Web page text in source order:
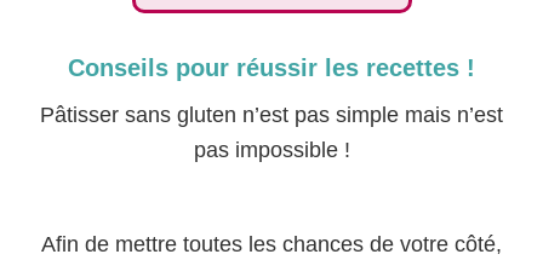
Conseils pour réussir les recettes !
Pâtisser sans gluten n’est pas simple mais n’est
pas impossible !
Afin de mettre toutes les chances de votre côté,